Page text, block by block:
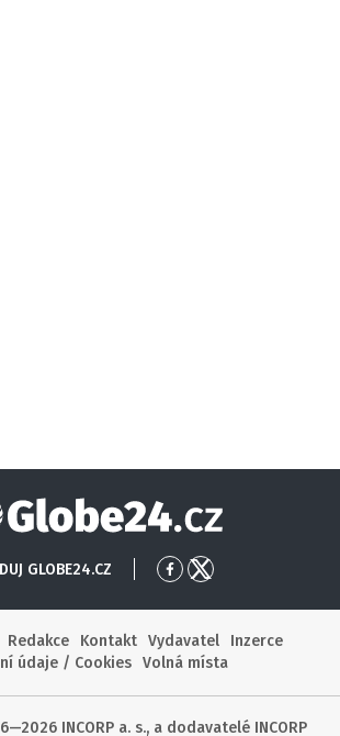
Globe24
GLOBE24.CZ
Přejít
Facebook
Přejít
X
Redakce Kontakt Vydavatel
Inzerce
údaje / Cookies
Volná místa
INCORP a. s., a dodavatelé INCORP